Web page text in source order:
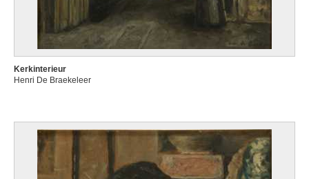
Kerkinterieur
Henri De Braekeleer